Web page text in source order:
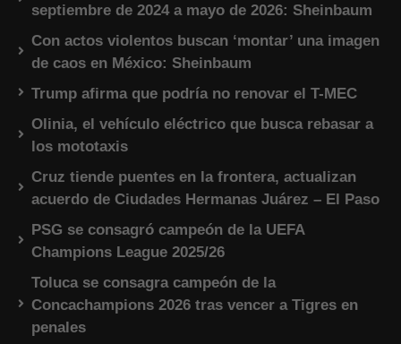
septiembre de 2024 a mayo de 2026: Sheinbaum
Con actos violentos buscan ‘montar’ una imagen
de caos en México: Sheinbaum
Trump afirma que podría no renovar el T-MEC
Olinia, el vehículo eléctrico que busca rebasar a
los mototaxis
Cruz tiende puentes en la frontera, actualizan
acuerdo de Ciudades Hermanas Juárez – El Paso
PSG se consagró campeón de la UEFA
Champions League 2025/26
Toluca se consagra campeón de la
Concachampions 2026 tras vencer a Tigres en
penales